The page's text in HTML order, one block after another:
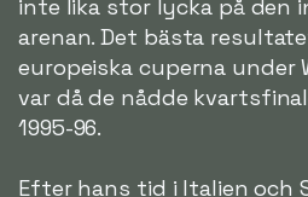
inte lika stor lycka på den
arenan. Det bästa
europeiska cuperna under
var då de nådde
1995-96.
Efter hans tid i Italien och